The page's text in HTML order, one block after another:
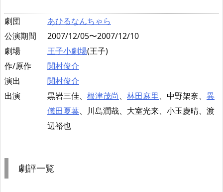
劇団
あひるなんちゃら
公演期間
2007/12/05〜2007/12/10
劇場
王子小劇場(王子)
作/原作
関村俊介
演出
関村俊介
出演
黒岩三佳、 根津茂尚、 林田麻里、中野架奈、 異
儀田夏葉、川島潤哉、大室光来、小玉慶晴、渡
辺裕也
劇評一覧